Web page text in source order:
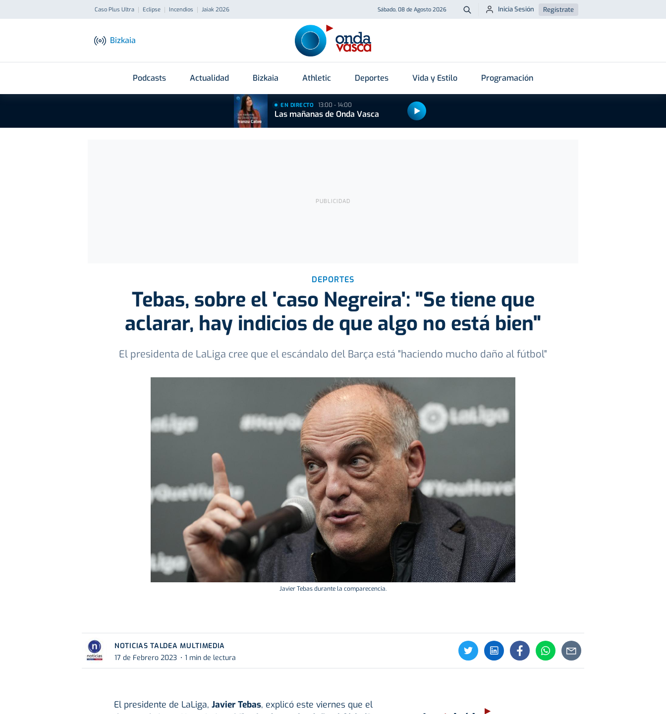
Caso Plus Ultra Eclipse Incendios Jaiak 2026 Sábado, 08 de Agosto 2026 Buscar
Inicia Sesión Regístrate
Bizkaia
Podcasts Actualidad Bizkaia Athletic Deportes Vida y Estilo Programación
EN DIRECTO 13:00 - 14:00
Las mañanas de Onda Vasca
DEPORTES
Tebas, sobre el 'caso Negreira': "Se tiene que
aclarar, hay indicios de que algo no está bien"
El presidenta de LaLiga cree que el escándalo del Barça está "haciendo mucho daño al fútbol"
Javier Tebas durante la comparecencia.
NOTICIAS TALDEA MULTIMEDIA
17 de Febrero 2023
1 min de lectura
El presidente de LaLiga, Javier Tebas, explicó este viernes que el